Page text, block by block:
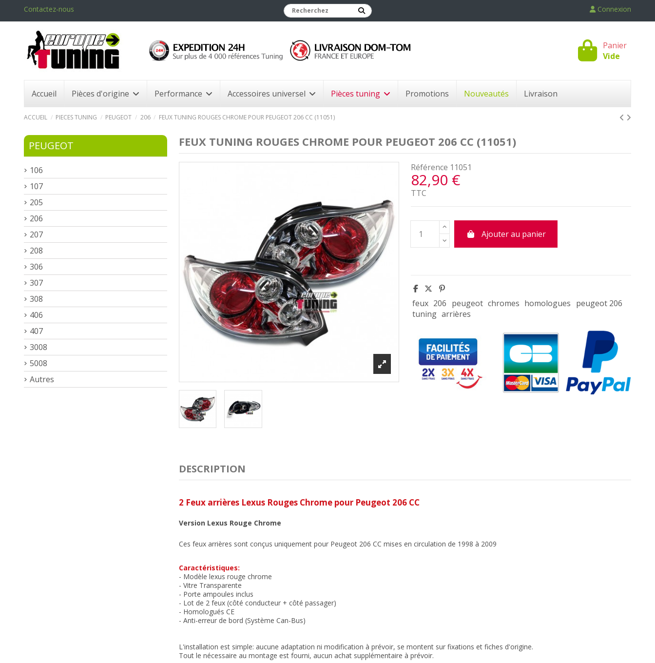
Contactez-nous Connexion
Panier
Vide
Accueil Pièces d'origine Performance Accessoires universel Pièces tuning Promotions Nouveautés Livraison
ACCUEIL PIECES TUNING PEUGEOT 206 FEUX TUNING ROUGES CHROME POUR PEUGEOT 206 CC (11051)
FEUX TUNING ROUGES CHROME POUR PEUGEOT 206 CC (11051)
Référence 11051
82,90 €
TTC
Ajouter au panier
feux 206 peugeot chromes homologues peugeot 206
tuning arrières
DESCRIPTION
2 Feux arrières Lexus Rouges Chrome pour Peugeot 206 CC
Version Lexus Rouge Chrome
Ces feux arrières sont conçus uniquement pour Peugeot 206 CC mises en circulation de 1998 à 2009
Caractéristiques:
- Modèle lexus rouge chrome
- Vitre Transparente
- Porte ampoules inclus
- Lot de 2 feux (côté conducteur + côté passager)
- Homologués CE
- Anti-erreur de bord (Système Can-Bus)
L'installation est simple: aucune adaptation ni modification à prévoir, se montent sur fixations et fiches d'origine.
Tout le nécessaire au montage est fourni, aucun achat supplémentaire à prévoir.
PEUGEOT
106
107
205
206
207
208
306
307
308
406
407
3008
5008
Autres